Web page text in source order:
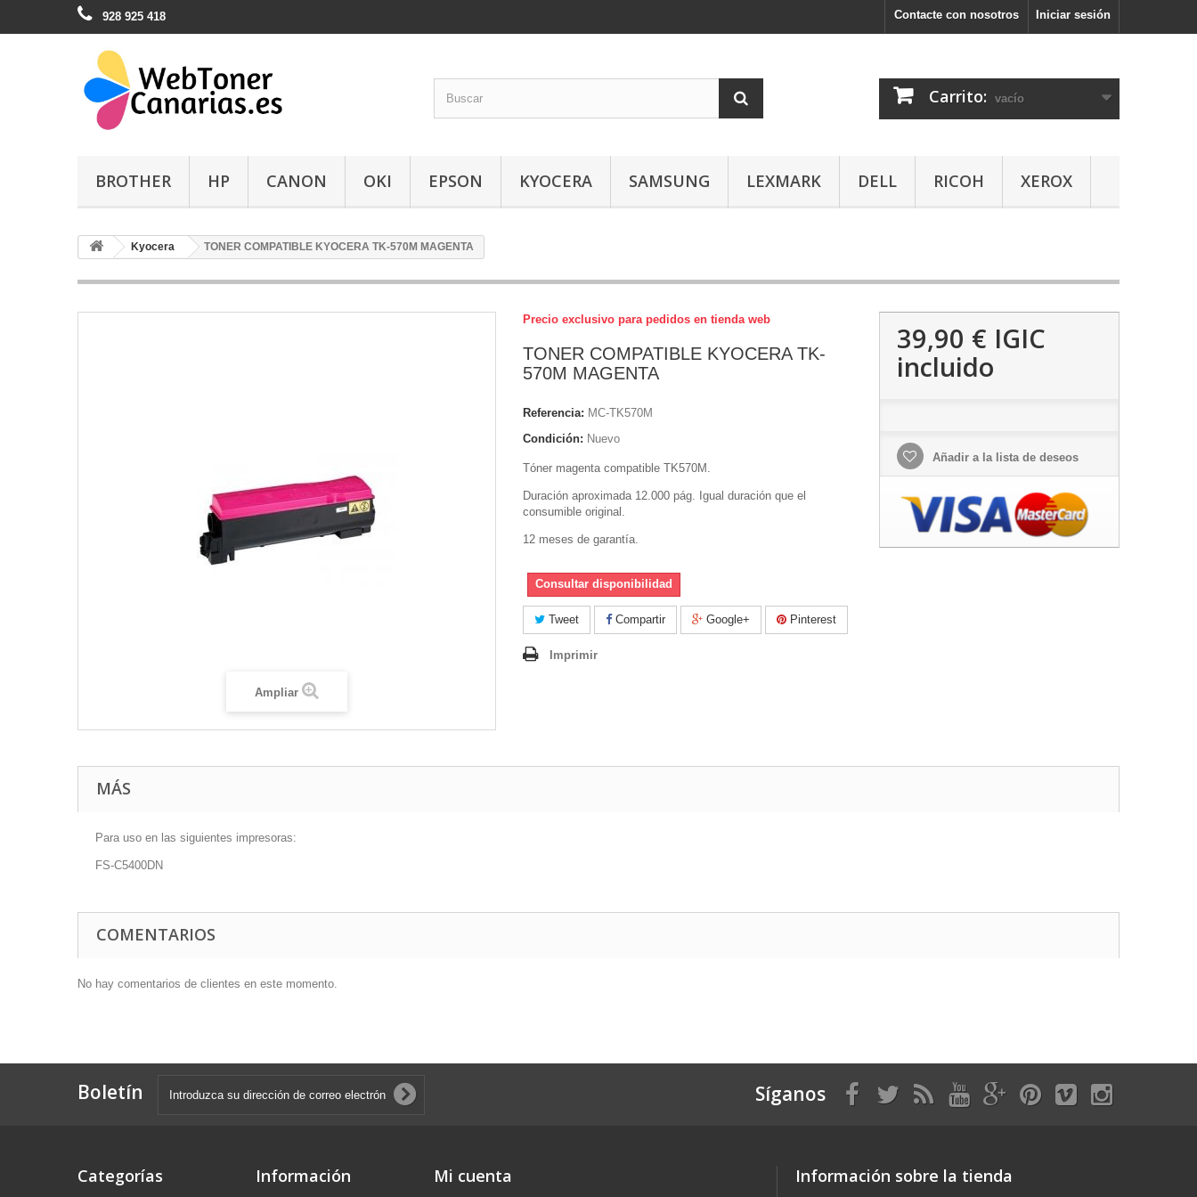
Iniciar sesión
Contacte con nosotros
928 925 418
Carrito: vacío
BROTHER HP CANON OKI EPSON KYOCERA SAMSUNG LEXMARK DELL RICOH XEROX
Kyocera TONER COMPATIBLE KYOCERA TK-570M MAGENTA
Ampliar
Precio exclusivo para pedidos en tienda web
TONER COMPATIBLE KYOCERA TK-
570M MAGENTA
Referencia: MC-TK570M
Condición: Nuevo
Tóner magenta compatible TK570M.
Duración aproximada 12.000 pág. Igual duración que el
consumible original.
12 meses de garantía.
Consultar disponibilidad
Tweet Compartir Google+ Pinterest
Imprimir
39,90 € IGIC
incluido
Añadir a la lista de deseos
MÁS
Para uso en las siguientes impresoras:
FS-C5400DN
COMENTARIOS
No hay comentarios de clientes en este momento.
Boletín Síganos
Categorías Información Mi cuenta Información sobre la tienda